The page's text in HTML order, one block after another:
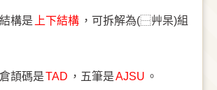
構是 上下結構 ，可拆解為(⿱艸杲)組
頡碼是TAD ，五筆是AJSU 。